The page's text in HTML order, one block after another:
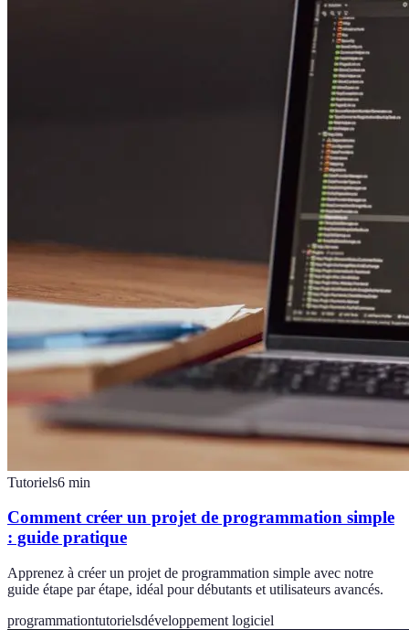
Tutoriels6 min
Comment créer un projet de programmation simple
: guide pratique
Apprenez à créer un projet de programmation simple avec notre
guide étape par étape, idéal pour débutants et utilisateurs avancés.
programmationtutorielsdéveloppement logiciel